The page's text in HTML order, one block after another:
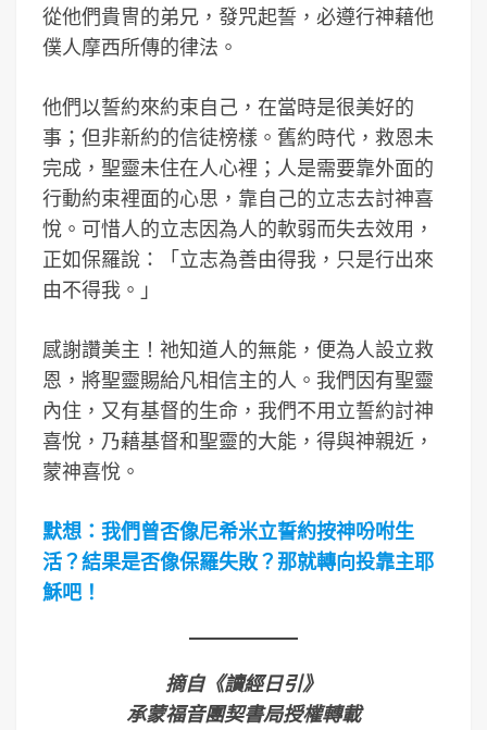
從他們貴冑的弟兄，發咒起誓，必遵行神藉他
僕人摩西所傳的律法。
他們以誓約來約束自己，在當時是很美好的
事；但非新約的信徒榜樣。舊約時代，救恩未
完成，聖靈未住在人心裡；人是需要靠外面的
行動約束裡面的心思，靠自己的立志去討神喜
悅。可惜人的立志因為人的軟弱而失去效用，
正如保羅說：「立志為善由得我，只是行出來
由不得我。」
感謝讚美主！祂知道人的無能，便為人設立救
恩，將聖靈賜給凡相信主的人。我們因有聖靈
內住，又有基督的生命，我們不用立誓約討神
喜悅，乃藉基督和聖靈的大能，得與神親近，
蒙神喜悅。
默想：我們曾否像尼希米立誓約按神吩咐生
活？結果是否像保羅失敗？那就轉向投靠主耶
穌吧！
摘自《讀經日引》
承蒙福音團契書局授權轉載